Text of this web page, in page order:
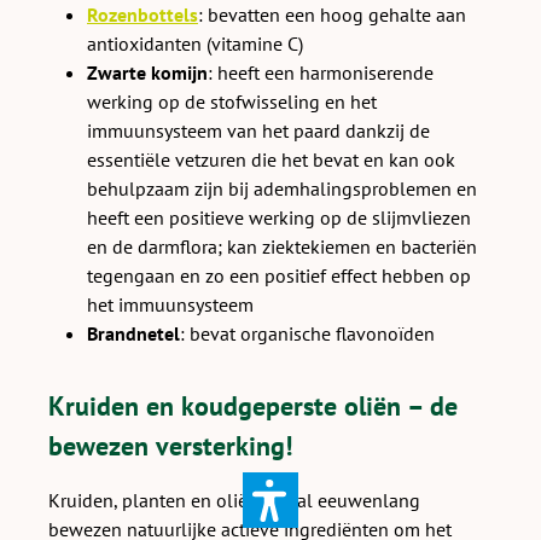
Rozenbottels: bevatten een hoog gehalte aan
antioxidanten (vitamine C)
Zwarte komijn: heeft een harmoniserende
werking op de stofwisseling en het
immuunsysteem van het paard dankzij de
essentiële vetzuren die het bevat en kan ook
behulpzaam zijn bij ademhalingsproblemen en
heeft een positieve werking op de slijmvliezen
en de darmflora; kan ziektekiemen en bacteriën
tegengaan en zo een positief effect hebben op
het immuunsysteem
Brandnetel: bevat organische flavonoïden
Kruiden en koudgeperste oliën – de
bewezen versterking!
Kruiden, planten en oliën zijn al eeuwenlang
bewezen natuurlijke actieve ingrediënten om het